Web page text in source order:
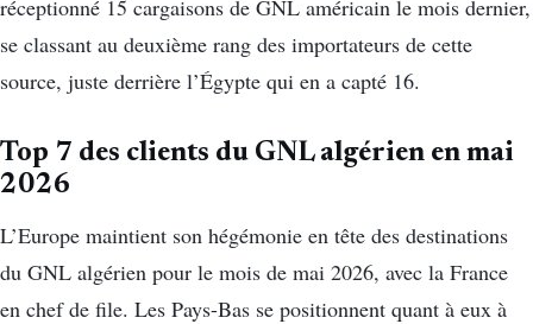
réceptionné 15 cargaisons de GNL américain le mois dernier,
se classant au deuxième rang des importateurs de cette
source, juste derrière l’Égypte qui en a capté 16.
Top 7 des clients du GNL algérien en mai
2026
L’Europe maintient son hégémonie en tête des destinations
du GNL algérien pour le mois de mai 2026, avec la France
en chef de file. Les Pays-Bas se positionnent quant à eux à